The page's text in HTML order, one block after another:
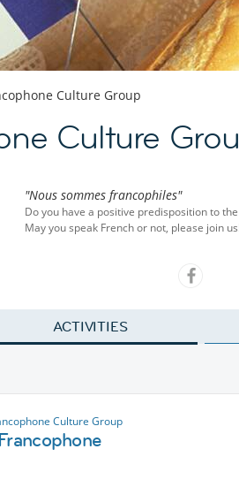
Culture Group
Culture
"Nous sommes francophiles"
Do you have a positive predisposition to
May you speak French or not, please join
ACTIVITIES
Culture Group